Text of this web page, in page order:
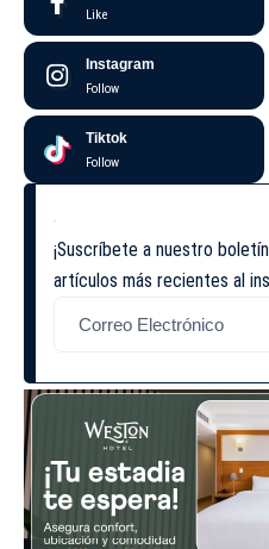
Like
Instagram
Follow
Tiktok
Follow
¡Suscríbete a nuestro
artículos más recientes al